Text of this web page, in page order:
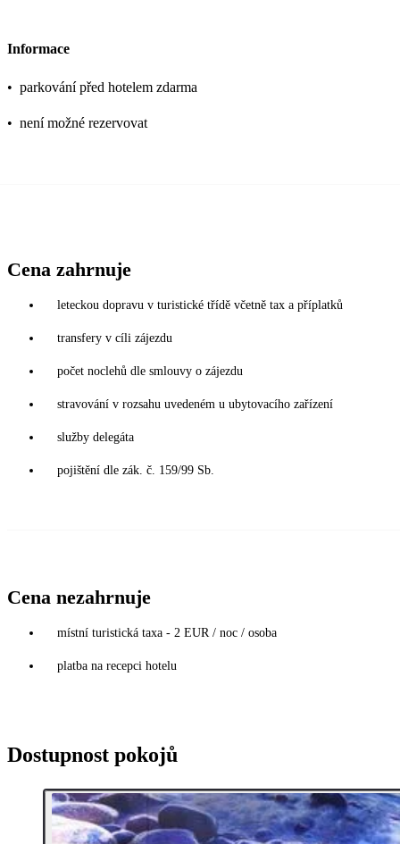
Informace
• parkování před hotelem zdarma
• není možné rezervovat
Cena zahrnuje
leteckou dopravu v turistické třídě včetně tax a příplatků
transfery v cíli zájezdu
počet noclehů dle smlouvy o zájezdu
stravování v rozsahu uvedeném u ubytovacího zařízení
služby delegáta
pojištění dle zák. č. 159/99 Sb.
Cena nezahrnuje
místní turistická taxa - 2 EUR / noc / osoba
platba na recepci hotelu
Dostupnost pokojů